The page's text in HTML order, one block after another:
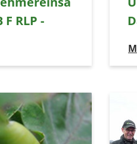
F RLP -
können, werden von